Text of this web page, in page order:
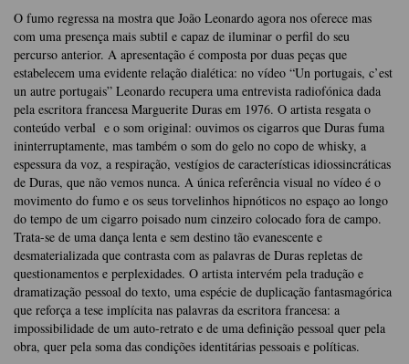
O fumo regressa na mostra que João Leonardo agora nos oferece mas
com uma presença mais subtil e capaz de iluminar o perfil do seu
percurso anterior. A apresentação é composta por duas peças que
estabelecem uma evidente relação dialética: no vídeo “Un portugais, c’est
un autre portugais” Leonardo recupera uma entrevista radiofónica dada
pela escritora francesa Marguerite Duras em 1976. O artista resgata o
conteúdo verbal e o som original: ouvimos os cigarros que Duras fuma
ininterruptamente, mas também o som do gelo no copo de whisky, a
espessura da voz, a respiração, vestígios de características idiossincráticas
de Duras, que não vemos nunca. A única referência visual no vídeo é o
movimento do fumo e os seus torvelinhos hipnóticos no espaço ao longo
do tempo de um cigarro poisado num cinzeiro colocado fora de campo.
Trata-se de uma dança lenta e sem destino tão evanescente e
desmaterializada que contrasta com as palavras de Duras repletas de
questionamentos e perplexidades. O artista intervém pela tradução e
dramatização pessoal do texto, uma espécie de duplicação fantasmagórica
que reforça a tese implícita nas palavras da escritora francesa: a
impossibilidade de um auto-retrato e de uma definição pessoal quer pela
obra, quer pela soma das condições identitárias pessoais e políticas.